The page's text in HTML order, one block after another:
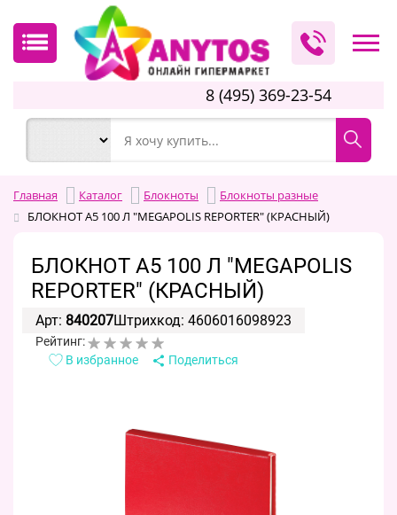
8 (495) 369-23-54
Главная Каталог Блокноты
Блокноты разные
БЛОКНОТ А5 100 Л "MEGAPOLIS REPORTER" (КРАСНЫЙ)
БЛОКНОТ А5 100 Л "MEGAPOLIS
REPORTER" (КРАСНЫЙ)
Арт: 840207Штрихкод: 4606016098923
Рейтинг:
В избранное
Поделиться